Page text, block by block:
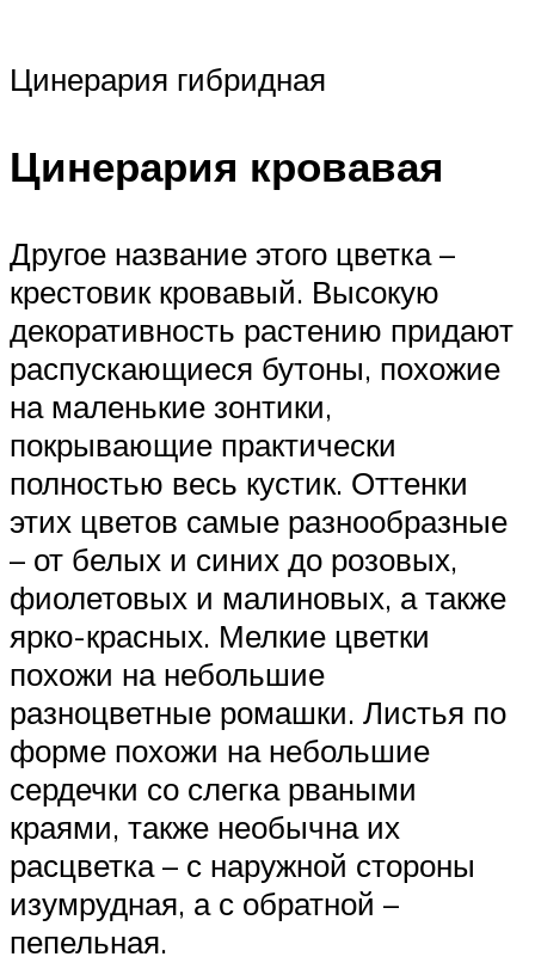
Цинерария гибридная
Цинерария кровавая
Другое название этого цветка –
крестовик кровавый. Высокую
декоративность растению придают
распускающиеся бутоны, похожие
на маленькие зонтики,
покрывающие практически
полностью весь кустик. Оттенки
этих цветов самые разнообразные
– от белых и синих до розовых,
фиолетовых и малиновых, а также
ярко-красных. Мелкие цветки
похожи на небольшие
разноцветные ромашки. Листья по
форме похожи на небольшие
сердечки со слегка рваными
краями, также необычна их
расцветка – с наружной стороны
изумрудная, а с обратной –
пепельная.